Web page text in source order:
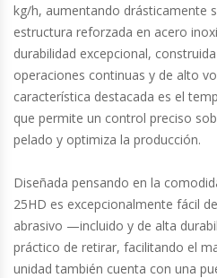
Cortadoras De Fiambre
Cortadoras De Huesos
Cutters
Embutidoras
Estanterías Y Repisas
kg/h, aumentando drásticamente
estructura reforzada en acero
durabilidad excepcional,
operaciones continuas y de alto
característica destacada es el
que permite un control preciso
pelado y optimiza la producción.
Diseñada pensando en la
25HD es excepcionalmente fácil
abrasivo —incluido y de alta
práctico de retirar, facilitando el
unidad también cuenta con una